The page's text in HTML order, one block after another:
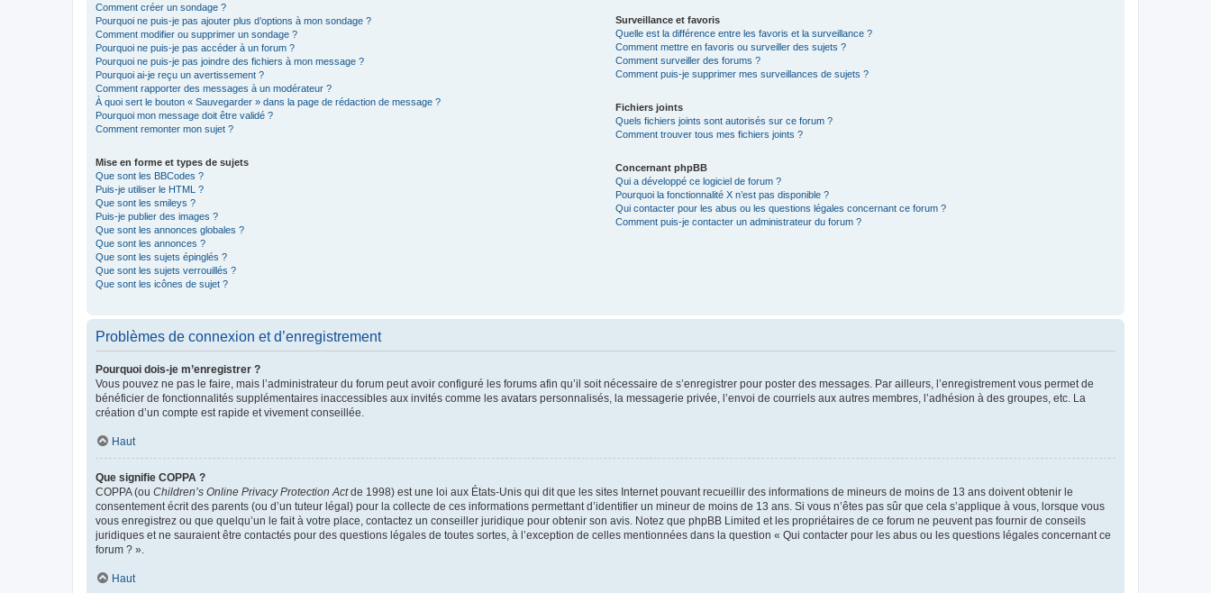
Comment créer un sondage ?
Pourquoi ne puis-je pas ajouter plus d’options à mon sondage ?
Comment modifier ou supprimer un sondage ?
Pourquoi ne puis-je pas accéder à un forum ?
Pourquoi ne puis-je pas joindre des fichiers à mon message ?
Pourquoi ai-je reçu un avertissement ?
Comment rapporter des messages à un modérateur ?
À quoi sert le bouton « Sauvegarder » dans la page de rédaction de message ?
Pourquoi mon message doit être validé ?
Comment remonter mon sujet ?
Mise en forme et types de sujets
Que sont les BBCodes ?
Puis-je utiliser le HTML ?
Que sont les smileys ?
Puis-je publier des images ?
Que sont les annonces globales ?
Que sont les annonces ?
Que sont les sujets épinglés ?
Que sont les sujets verrouillés ?
Que sont les icônes de sujet ?
Surveillance et favoris
Quelle est la différence entre les favoris et la surveillance ?
Comment mettre en favoris ou surveiller des sujets ?
Comment surveiller des forums ?
Comment puis-je supprimer mes surveillances de sujets ?
Fichiers joints
Quels fichiers joints sont autorisés sur ce forum ?
Comment trouver tous mes fichiers joints ?
Concernant phpBB
Qui a développé ce logiciel de forum ?
Pourquoi la fonctionnalité X n’est pas disponible ?
Qui contacter pour les abus ou les questions légales concernant ce forum ?
Comment puis-je contacter un administrateur du forum ?
Problèmes de connexion et d’enregistrement
Pourquoi dois-je m’enregistrer ?
Vous pouvez ne pas le faire, mais l’administrateur du forum peut avoir configuré les forums afin qu’il soit nécessaire de s’enregistrer pour poster des messages. Par ailleurs, l’enregistrement vous permet de
bénéficier de fonctionnalités supplémentaires inaccessibles aux invités comme les avatars personnalisés, la messagerie privée, l’envoi de courriels aux autres membres, l’adhésion à des groupes, etc. La
création d’un compte est rapide et vivement conseillée.
Haut
Que signifie COPPA ?
COPPA (ou Children’s Online Privacy Protection Actde 1998) est une loi aux États-Unis qui dit que les sites Internet pouvant recueillir des informations de mineurs de moins de 13 ans doivent obtenir le
consentement écrit des parents (ou d’un tuteur légal) pour la collecte de ces informations permettant d’identifier un mineur de moins de 13 ans. Si vous n’êtes pas sûr que cela s’applique à vous, lorsque vous
vous enregistrez ou que quelqu’un le fait à votre place, contactez un conseiller juridique pour obtenir son avis. Notez que phpBB Limited et les propriétaires de ce forum ne peuvent pas fournir de conseils
juridiques et ne sauraient être contactés pour des questions légales de toutes sortes, à l’exception de celles mentionnées dans la question « Qui contacter pour les abus ou les questions légales concernant ce
forum ? ».
Haut